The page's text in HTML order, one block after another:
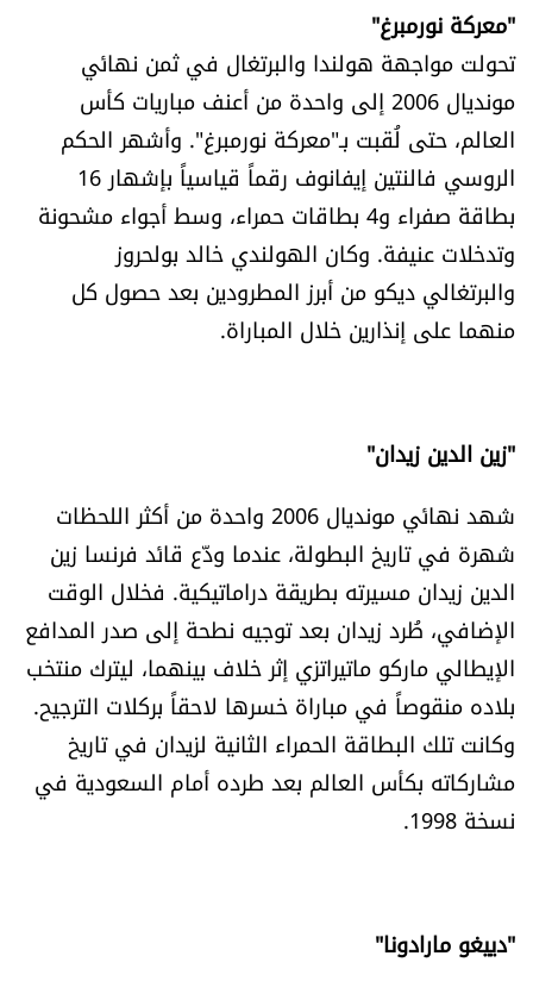
الرياضة
منوّعات
حظّك اليوم
للتاريخ
فيديو
للتواصل معنا
شروط الاستخدام
شروط الإشتراك
Digital solutions by
"معركة نورمبرغ"
تحولت مواجهة هولندا والبرتغال في ثمن نهائي
مونديال 2006 إلى واحدة من أعنف مباريات كأس
العالم، حتى لُقبت بـ"معركة نورمبرغ". وأشهر الحكم
الروسي فالنتين إيفانوف رقماً قياسياً بإشهار 16
بطاقة صفراء و4 بطاقات حمراء، وسط أجواء مشحونة
وتدخلات عنيفة. وكان الهولندي خالد بولحروز
والبرتغالي ديكو من أبرز المطرودين بعد حصول كل
منهما على إنذارين خلال المباراة.
"زين الدين زيدان"
شهد نهائي مونديال 2006 واحدة من أكثر اللحظات
شهرة في تاريخ البطولة، عندما ودّع قائد فرنسا زين
الدين زيدان مسيرته بطريقة دراماتيكية. فخلال الوقت
الإضافي، طُرد زيدان بعد توجيه نطحة إلى صدر المدافع
الإيطالي ماركو ماتيراتزي إثر خلاف بينهما، ليترك منتخب
بلاده منقوصاً في مباراة خسرها لاحقاً بركلات الترجيح.
وكانت تلك البطاقة الحمراء الثانية لزيدان في تاريخ
مشاركاته بكأس العالم بعد طرده أمام السعودية في
نسخة 1998.
"دييغو مارادونا"